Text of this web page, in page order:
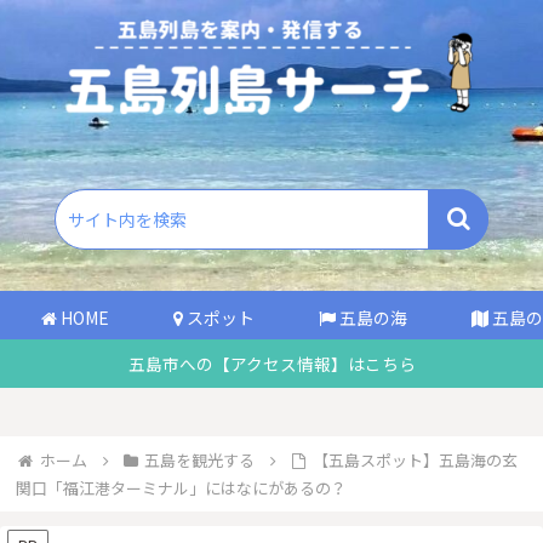
HOME スポット 五島の海
五島
五島市への【アクセス情報】はこちら
ホーム 五島を観光する
【五島スポット】五島海の玄
関口「福江港ターミナル」にはなにがあるの？